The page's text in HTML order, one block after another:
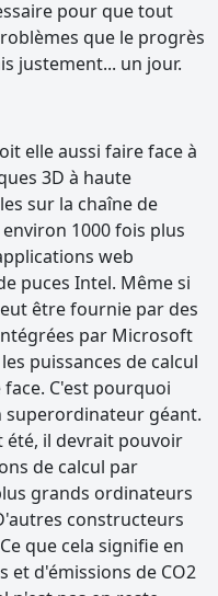
pour que tout
que le progrès
justement... un jour.
elle aussi faire face à
3D à haute
sur la chaîne de
1000 fois plus
web
puces Intel. Même si
être fournie par des
par Microsoft
puissances de calcul
C'est pourquoi
géant.
été, il devrait pouvoir
de calcul par
grands ordinateurs
constructeurs
que cela signifie en
et d'émissions de CO2